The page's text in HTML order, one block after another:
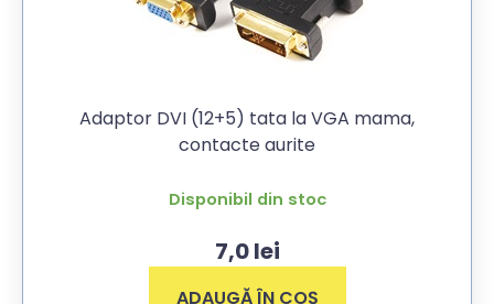
Adaptor DVI (12+5) tata la VGA mama,
contacte aurite
Disponibil din stoc
7,0lei
ADAUGĂ ÎN COȘ